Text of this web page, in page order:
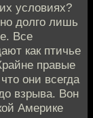
условиях?
долго лишь
Все
как птичье
правые
они всегда
взрыва. Вон
Америке